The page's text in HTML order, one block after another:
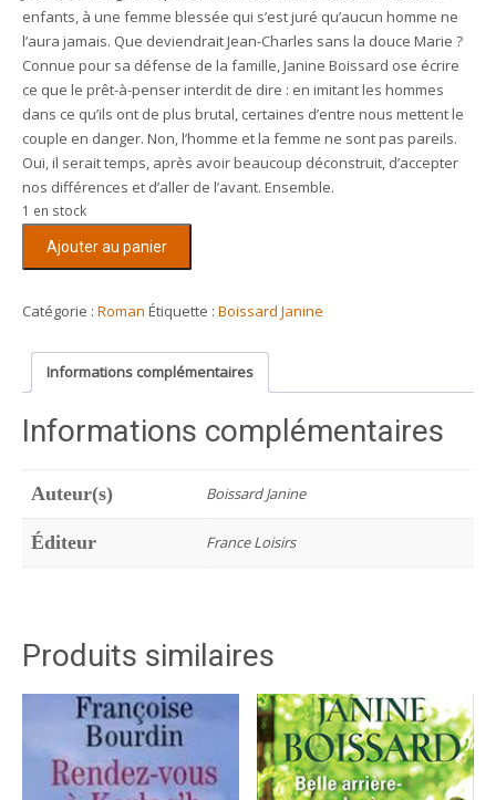
enfants, à une femme blessée qui s’est juré qu’aucun homme ne
l’aura jamais. Que deviendrait Jean-Charles sans la douce Marie ?
Connue pour sa défense de la famille, Janine Boissard ose écrire
ce que le prêt-à-penser interdit de dire : en imitant les hommes
dans ce qu’ils ont de plus brutal, certaines d’entre nous mettent le
couple en danger. Non, l’homme et la femme ne sont pas pareils.
Oui, il serait temps, après avoir beaucoup déconstruit, d’accepter
nos différences et d’aller de l’avant. Ensemble.
1 en stock
moi
dire
Ajouter au panier
Catégorie : Roman Étiquette : Boissard Janine
Informations complémentaires
Informations complémentaires
Auteur(s) Boissard Janine
Éditeur France Loisirs
Produits similaires